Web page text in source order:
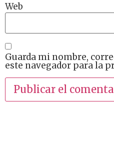
Web
Guarda mi nombre,
este navegador para la